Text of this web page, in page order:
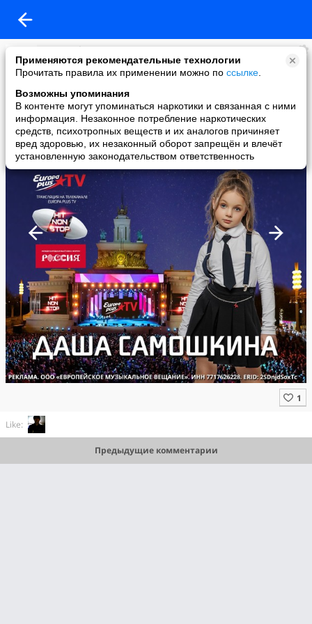
Применяются рекомендательные технологии
Прочитать правила их применении можно по ссылке
Возможны упоминания
В контенте могут упоминаться наркотики и связанная с ними
информация. Незаконное потребление наркотических
средств, психотропных веществ и их аналогов причиняет
вред здоровью, их незаконный оборот запрещён и влечёт
установленную законодательством ответственность
Europa Plus TV
added a photo
06 Jul в 16:19
Like:
Предыдущие комментарии